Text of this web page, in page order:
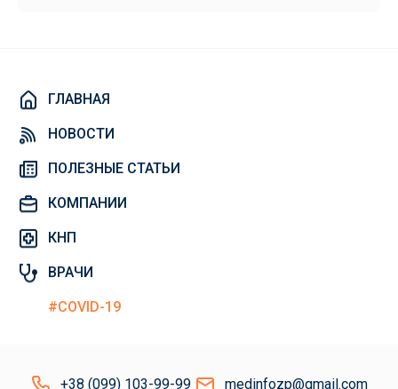
ГЛАВНАЯ
НОВОСТИ
ПОЛЕЗНЫЕ СТАТЬИ
КОМПАНИИ
КНП
ВРАЧИ
#COVID-19
+38 (099) 103-99-99 medinfozp@gmail.com